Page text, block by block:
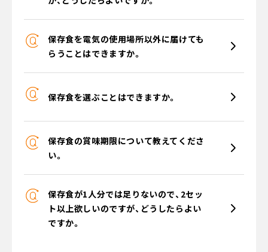
保存食を電気の使用場所以外に届けても
らうことはできますか。
保存食を選ぶことはできますか。
保存食の賞味期限について教えてくださ
い。
保存食が1人分では足りないので、2セッ
ト以上欲しいのですが、どうしたらよい
ですか。